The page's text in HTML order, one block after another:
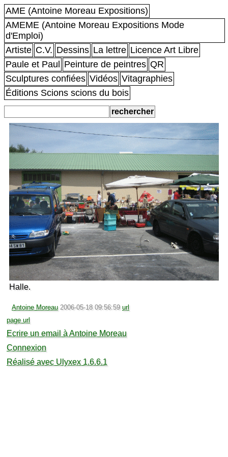
AME (Antoine Moreau Expositions)
AMEME (Antoine Moreau Expositions Mode
d'Emploi)
Artiste C.V. Dessins La lettre Licence Art Libre
Paule et Paul
Peinture de peintres QR
Sculptures confiées Vidéos Vitagraphies
Éditions Scions scions du bois
Halle.
Antoine Moreau 2006-05-18 09:56:59 url
page url
Ecrire un email à Antoine Moreau
Connexion
Réalisé avec Ulyxex 1.6.6.1